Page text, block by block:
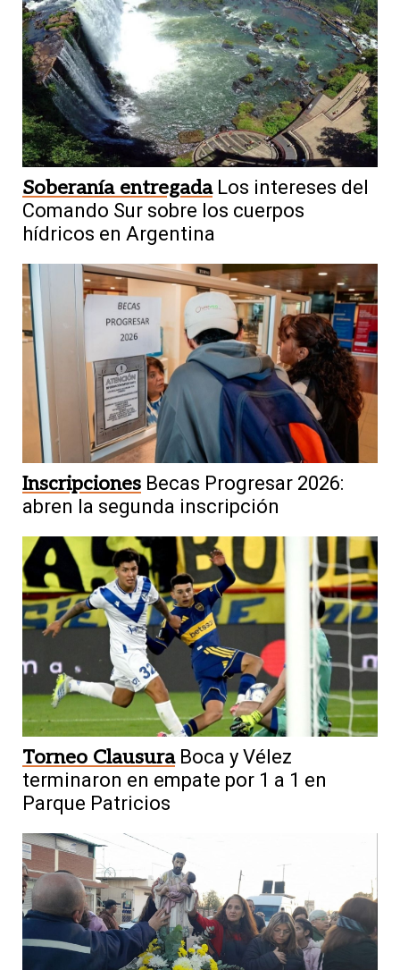
Soberanía entregada Los intereses del
Comando Sur sobre los cuerpos
hídricos en Argentina
Inscripciones Becas Progresar 2026:
abren la segunda inscripción
Torneo Clausura Boca y Vélez
terminaron en empate por 1 a 1 en
Parque Patricios